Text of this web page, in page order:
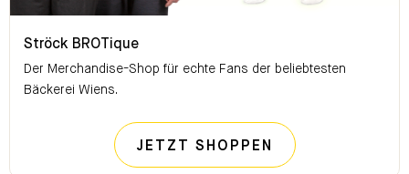
Ströck BROTique
Der Merchandise-Shop für echte Fans der beliebtesten
Bäckerei Wiens.
JETZT SHOPPEN STRÖCK